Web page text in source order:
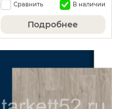
Сравнить В наличии
Подробнее